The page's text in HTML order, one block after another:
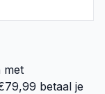
met
betaal je